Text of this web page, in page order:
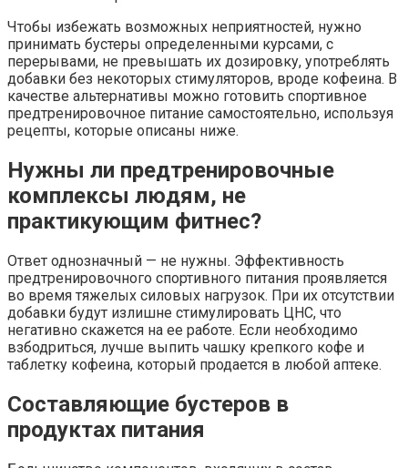
Чтобы избежать возможных неприятностей, нужно
принимать бустеры определенными курсами, с
перерывами, не превышать их дозировку, употреблять
добавки без некоторых стимуляторов, вроде кофеина. В
качестве альтернативы можно готовить спортивное
предтренировочное питание самостоятельно, используя
рецепты, которые описаны ниже.
Нужны ли предтренировочные
комплексы людям, не
практикующим фитнес?
Ответ однозначный — не нужны. Эффективность
предтренировочного спортивного питания проявляется
во время тяжелых силовых нагрузок. При их отсутствии
добавки будут излишне стимулировать ЦНС, что
негативно скажется на ее работе. Если необходимо
взбодриться, лучше выпить чашку крепкого кофе и
таблетку кофеина, который продается в любой аптеке.
Составляющие бустеров в
продуктах питания